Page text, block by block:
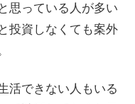
思っている人が多い
投資しなくても案外
活できない人もいる